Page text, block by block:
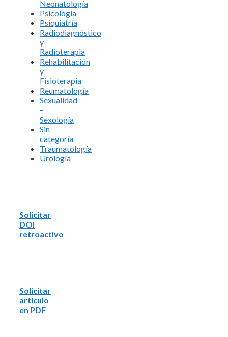
Neonatología
Psicología
Psiquiatría
Radiodiagnóstico
y
Radioterapia
Rehabilitación
y
Fisioterapia
Reumatología
Sexualidad
–
Sexología
Sin
categoría
Traumatología
Urología
Solicitar
DOI
retroactivo
Solicitar
artículo
en PDF